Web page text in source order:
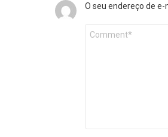
O seu endereço de e-
Comentário